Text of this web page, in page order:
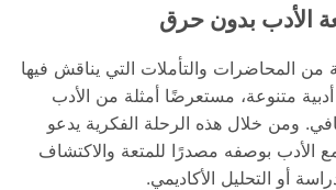
الأدب بدون حرق
من المحاضرات والتأملات التي يناقش فيها
متنوعة، مستعرضًا أمثلة من الأدب
ومن خلال هذه الرحلة الفكرية يدعو
الأدب بوصفه مصدرًا للمتعة والاكتشاف
أو التحليل الأكاديمي.